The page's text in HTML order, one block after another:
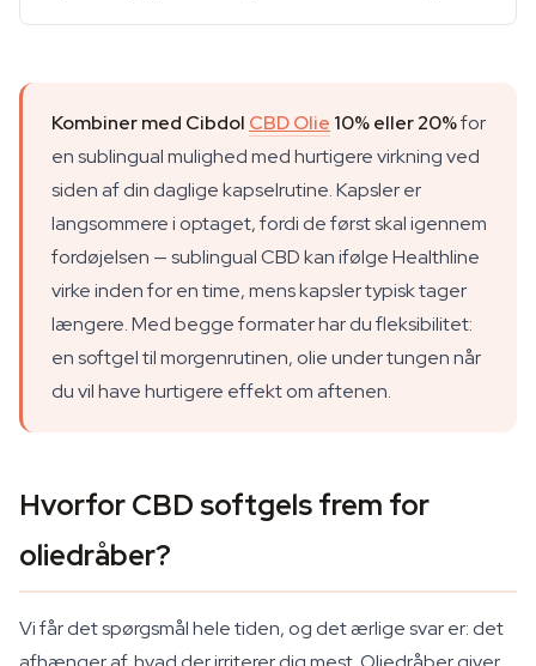
Kombiner med Cibdol CBD Olie 10% eller 20%for
en sublingual mulighed med hurtigere virkning ved
siden af din daglige kapselrutine. Kapsler er
langsommere i optaget, fordi de først skal igennem
fordøjelsen — sublingual CBD kan ifølge Healthline
virke inden for en time, mens kapsler typisk tager
længere. Med begge formater har du fleksibilitet:
en softgel til morgenrutinen, olie under tungen når
du vil have hurtigere effekt om aftenen.
Hvorfor CBD softgels frem for
oliedråber?
Vi får det spørgsmål hele tiden, og det ærlige svar er: det